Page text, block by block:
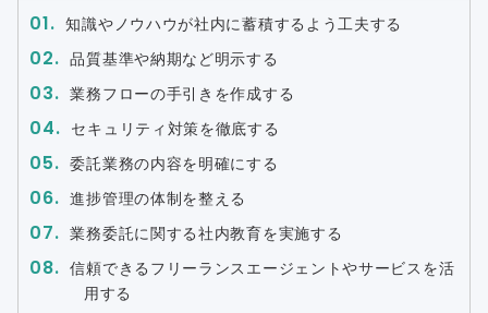
知識やノウハウが社内に蓄積するよう工夫する
品質基準や納期など明示する
業務フローの手引きを作成する
セキュリティ対策を徹底する
委託業務の内容を明確にする
進捗管理の体制を整える
業務委託に関する社内教育を実施する
信頼できるフリーランスエージェントやサービスを活
用する